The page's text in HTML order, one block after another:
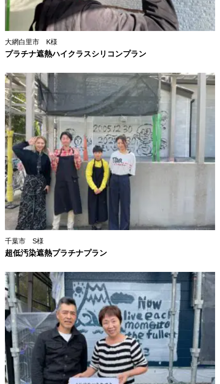
大網白里市 K様
プラチナ遮熱ハイクラスシリコンプラン
千葉市 S様
超低汚染遮熱プラチナプラン